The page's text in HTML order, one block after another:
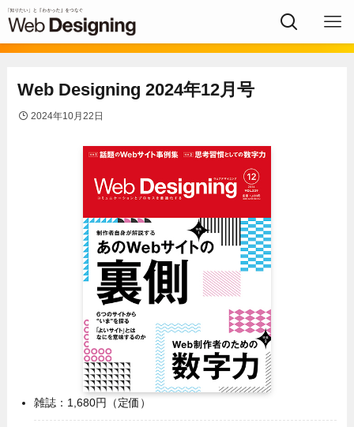
Web Designing 2024年12月号
2024年10月22日
雑誌：1,680円（定価）